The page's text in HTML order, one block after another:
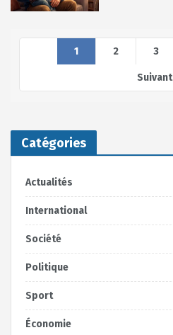
1 2 3
Suivant
Catégories
Actualités
International
Société
Politique
Sport
Économie